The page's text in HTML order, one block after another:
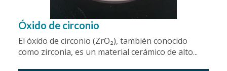
Óxido de circonio
El óxido de circonio (ZrO₂), también conocido
como zirconia, es un material cerámico de alto...